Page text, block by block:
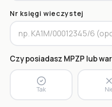
Nr księgi wieczystej
Czy posiadasz MPZP lub
Tak